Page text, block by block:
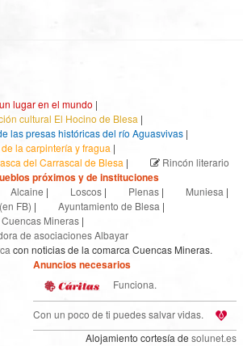
lugar en el mundo |
cultural El Hocino de Blesa |
las presas históricas del río Aguasvivas |
la carpintería y fragua |
del Carrascal de Blesa | Rincón literario
próximos y de instituciones
Alcaine | Loscos | Plenas | Muniesa |
FB) | Ayuntamiento de Blesa |
Mineras |
de asociaciones Albayar
con noticias de la comarca Cuencas Mineras.
Anuncios necesarios
Funciona.
Con un poco de ti puedes salvar vidas.
Alojamiento cortesía de solunet.es